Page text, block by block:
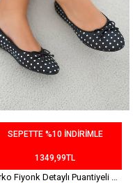
SEPETTE %10 İNDİRİMLE
1349,99TL
Darko Fiyonk Detaylı Puantiyeli Saten Babet Siyah